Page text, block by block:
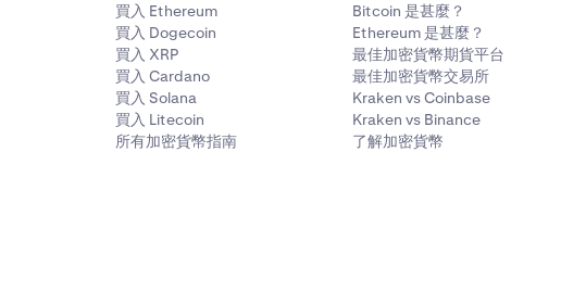
買入 Ethereum
買入 Dogecoin
買入 XRP
買入 Cardano
買入 Solana
買入 Litecoin
所有加密貨幣指南
Bitcoin 是甚麼？
Ethereum 是甚麼？
最佳加密貨幣期貨平台
最佳加密貨幣交易所
Kraken vs Coinbase
Kraken vs Binance
了解加密貨幣